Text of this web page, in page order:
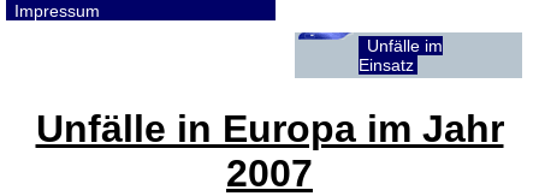
Impressum
Unfälle im
Einsatz
Unfälle in Europa im Jahr
2007